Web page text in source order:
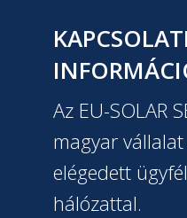
KAPCSOLATI
Az EU-SOLAR
magyar
elégedett
hálózattal.